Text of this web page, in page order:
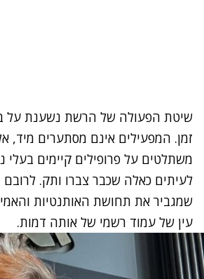
שיטת הפעולה של הרשת נשענת על
זמן. המפעילים אינם מסתערים מיד,
משתלטים על פרופילים קיימים בעלי
לעיתים כאלה שכבר צברו ותק. לרובם
שמגביר את תחושת האותנטיות
עין של עמוד רשמי של אותה דמות.